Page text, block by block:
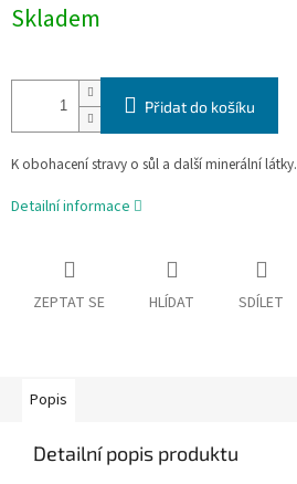
cena:
Skladem
Přidat do košíku
K obohacení stravy o sůl a další minerální látky.
Detailní informace
ZEPTAT SE HLÍDAT SDÍLET
Popis
Detailní popis produktu